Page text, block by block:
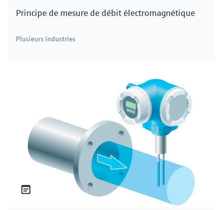
Principe de mesure de débit électromagnétique
Plusieurs industries